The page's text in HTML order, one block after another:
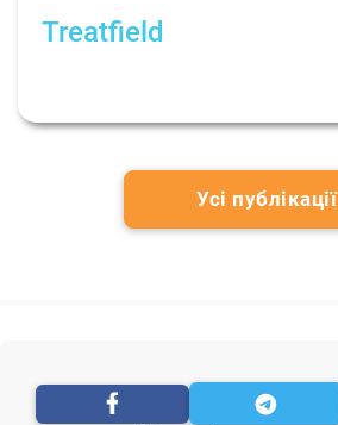
Treatfield
Усі публікації